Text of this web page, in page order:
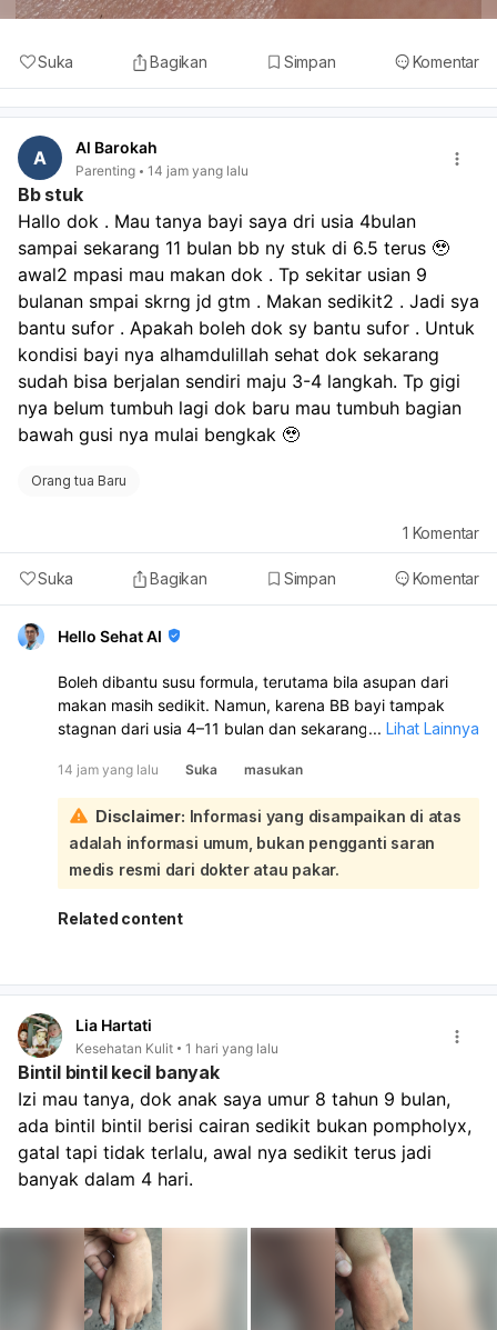
Suka Bagikan Simpan Komentar
A Al Barokah
Parenting 14 jam yang lalu
Bb stuk
Hallo dok . Mau tanya bayi saya dri usia 4bulan
sampai sekarang 11 bulan bb ny stuk di 6.5 terus 🥹
awal2 mpasi mau makan dok . Tp sekitar usian 9
bulanan smpai skrng jd gtm . Makan sedikit2 . Jadi sya
bantu sufor . Apakah boleh dok sy bantu sufor . Untuk
kondisi bayi nya alhamdulillah sehat dok sekarang
sudah bisa berjalan sendiri maju 3-4 langkah. Tp gigi
nya belum tumbuh lagi dok baru mau tumbuh bagian
bawah gusi nya mulai bengkak 🥹
Orang tua Baru
Suka Bagikan Simpan Komentar
1 Komentar
Hello Sehat AI
Boleh dibantu susu formula, terutama bila asupan dari
makan masih sedikit. Namun, karena BB bayi tampak
stagnan dari usia 4–11 bulan dan sekarang jadi GTM,
untuk menilai apakah asupan sudah cukup dan mencari
penyebabnya. Gusi bengkak bisa tanda mau tumbuh gigi,
dan ini memang bisa membuat bayi rewel atau makan
berkurang sementara. Karena bayi sudah aktif dan bisa
berjalan, kebutuhan energinya juga meningkat, jadi
makan perlu diatur lebih sering dengan porsi kecil tapi
padat gizi. Coba lanjutkan MPASI bertahap dari tekstur
dipaksa. Jika BB tetap tidak naik, muntah sering, atau
... Lihat Lainnya
14 jam yang lalu Suka masukan
Disclaimer: Informasi yang disampaikan di atas
adalah informasi umum, bukan pengganti saran
medis resmi dari dokter atau pakar.
Related content
Lia Hartati
Kesehatan Kulit 1 hari yang lalu
Bintil bintil kecil banyak
Izi mau tanya, dok anak saya umur 8 tahun 9 bulan,
ada bintil bintil berisi cairan sedikit bukan pompholyx,
gatal tapi tidak terlalu, awal nya sedikit terus jadi
banyak dalam 4 hari.